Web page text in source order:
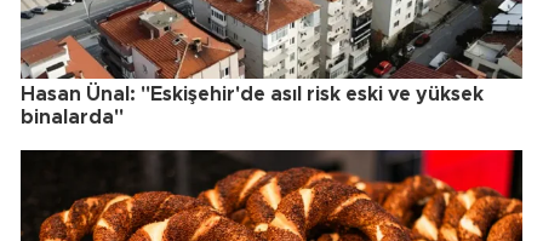
Hasan Ünal: "Eskişehir'de asıl risk eski ve yüksek
binalarda"